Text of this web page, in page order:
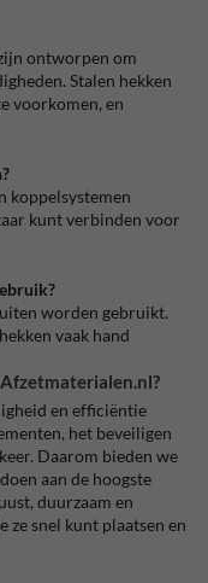
ontworpen om
Stalen hekken
voorkomen, en
koppelsystemen
kunt verbinden voor
worden gebruikt.
vaak hand
en efficiëntie
het beveiligen
Daarom bieden we
aan de hoogste
duurzaam en
snel kunt plaatsen en